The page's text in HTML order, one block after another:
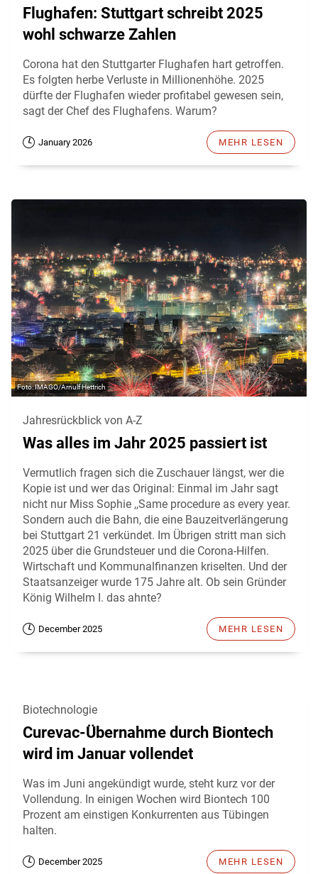
Flughafen: Stuttgart schreibt 2025
wohl schwarze Zahlen
Corona hat den Stuttgarter Flughafen hart getroffen.
Es folgten herbe Verluste in Millionenhöhe. 2025
dürfte der Flughafen wieder profitabel gewesen sein,
sagt der Chef des Flughafens. Warum?
January 2026 MEHR LESEN
IMAGO/Arnulf Hettrich
Jahresrückblick von A-Z
Was alles im Jahr 2025 passiert ist
Vermutlich fragen sich die Zuschauer längst, wer die
Kopie ist und wer das Original: Einmal im Jahr sagt
nicht nur Miss Sophie ,,Same procedure as every year.
Sondern auch die Bahn, die eine Bauzeitverlängerung
bei Stuttgart 21 verkündet. Im Übrigen stritt man sich
2025 über die Grundsteuer und die Corona-Hilfen.
Wirtschaft und Kommunalfinanzen kriselten. Und der
Staatsanzeiger wurde 175 Jahre alt. Ob sein Gründer
König Wilhelm I. das ahnte?
December 2025 MEHR LESEN
Biotechnologie
Curevac-Übernahme durch Biontech
wird im Januar vollendet
Was im Juni angekündigt wurde, steht kurz vor der
Vollendung. In einigen Wochen wird Biontech 100
Prozent am einstigen Konkurrenten aus Tübingen
halten.
December 2025 MEHR LESEN